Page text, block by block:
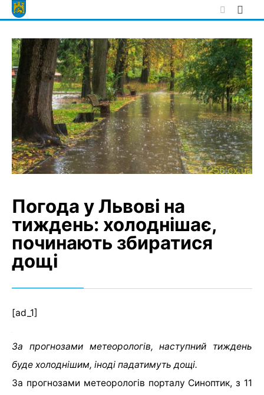
Skip
to
Погода у Львові на
тиждень: холоднішає,
починають збиратися
дощі
[ad_1]
За прогнозами метеорологів, наступний тиждень
буде холоднішим, іноді падатимуть дощі.
За прогнозами метеорологів порталу Синоптик, з 11